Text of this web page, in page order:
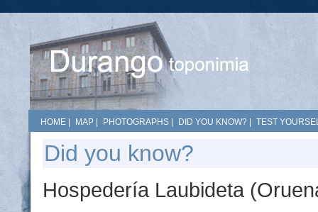
HOME MAP PHOTOGRAPHS DID YOU KNOW? TEST
Did you know?
Hospedería Laubideta